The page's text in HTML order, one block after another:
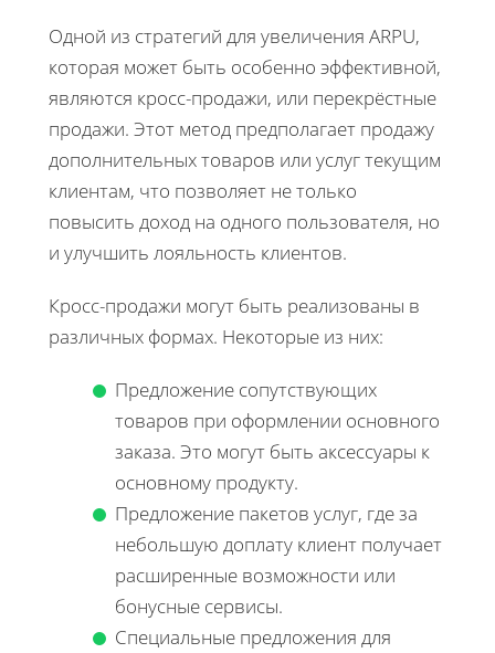
Одной из стратегий для увеличения ARPU,
которая может быть особенно эффективной,
являются кросс-продажи, или перекрёстные
продажи. Этот метод предполагает продажу
дополнительных товаров или услуг текущим
клиентам, что позволяет не только
повысить доход на одного пользователя, но
и улучшить лояльность клиентов.
Кросс-продажи могут быть реализованы в
различных формах. Некоторые из них:
Предложение сопутствующих
товаров при оформлении основного
заказа. Это могут быть аксессуары к
основному продукту.
Предложение пакетов услуг, где за
небольшую доплату клиент получает
расширенные возможности или
бонусные сервисы.
Специальные предложения для